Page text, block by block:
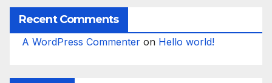
Recent Comments
A WordPress Commenter on Hello world!